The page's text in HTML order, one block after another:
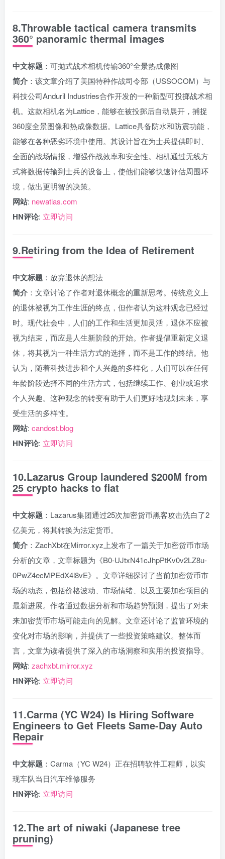
8.Throwable tactical camera transmits
360° panoramic thermal images
中文标题 ：可抛式战术相机传输360°全景热成像图
简介 ：该文章介绍了美国特种作战司令部（USSOCOM）与
科技公司Anduril Industries合作开发的一种新型可投掷战术相
机。这款相机名为Lattice，能够在被投掷后自动展开，捕捉
360度全景图像和热成像数据。Lattice具备防水和防震功能，
能够在各种恶劣环境中使用。其设计旨在为士兵提供即时、
全面的战场情报，增强作战效率和安全性。相机通过无线方
式将数据传输到士兵的设备上，使他们能够快速评估周围环
境，做出更明智的决策。
网站: newatlas.com
HN评论: 立即访问
9.Retiring from the Idea of Retirement
中文标题 ：放弃退休的想法
简介 ：文章讨论了作者对退休概念的重新思考。传统意义上
的退休被视为工作生涯的终点，但作者认为这种观念已经过
时。现代社会中，人们的工作和生活更加灵活，退休不应被
视为结束，而应是人生新阶段的开始。作者提倡重新定义退
休，将其视为一种生活方式的选择，而不是工作的终结。他
认为，随着科技进步和个人兴趣的多样化，人们可以在任何
年龄阶段选择不同的生活方式，包括继续工作、创业或追求
个人兴趣。这种观念的转变有助于人们更好地规划未来，享
受生活的多样性。
网站: candost.blog
HN评论: 立即访问
10.Lazarus Group laundered $200M from
25 crypto hacks to fiat
中文标题 ：Lazarus集团通过25次加密货币黑客攻击洗白了2
亿美元，将其转换为法定货币。
简介 ：ZachXbt在Mirror.xyz上发布了一篇关于加密货币市场
分析的文章，文章标题为《B0-UJtxN41cJhpPtKv0v2LZ8u-
0PwZ4ecMPEdX4l8vE》。文章详细探讨了当前加密货币市
场的动态，包括价格波动、市场情绪、以及主要加密项目的
最新进展。作者通过数据分析和市场趋势预测，提出了对未
来加密货币市场可能走向的见解。文章还讨论了监管环境的
变化对市场的影响，并提供了一些投资策略建议。整体而
言，文章为读者提供了深入的市场洞察和实用的投资指导。
网站: zachxbt.mirror.xyz
HN评论: 立即访问
11.Carma (YC W24) Is Hiring Software
Engineers to Get Fleets Same-Day Auto
Repair
中文标题 ：Carma（YC W24）正在招聘软件工程师，以实
现车队当日汽车维修服务
HN评论: 立即访问
12.The art of niwaki (Japanese tree
pruning)